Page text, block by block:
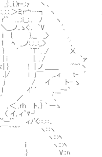
丶、
r宀…┐ ヽ ／
ﾉ ヽ
ゝ<:. ｀V '､
_〉 ,
:..:..:_,> ',
｀Ｔ´. ./ 乂
ｦ' | i |. . / `ァ
| ノ ＿＿ '^~`丶
i j￣ ,..ィ t‐ ´
イ ト- ゝ
' ´ ､,__-‐` …
_ ﾟ、
､} ` ーゝ
ィ^ﾏ┘
:::.:::、
ヽ:::ヽ
ﾍ
:::ﾍ
ﾊ